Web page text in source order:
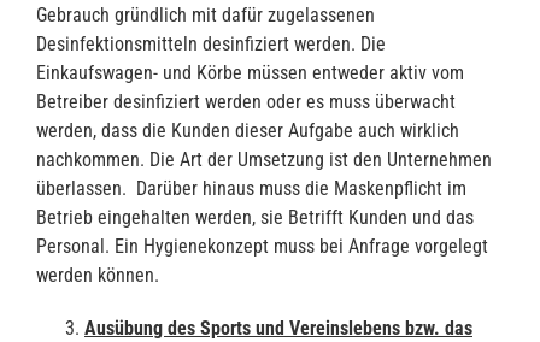
Gebrauch gründlich mit dafür zugelassenen
Desinfektionsmitteln desinfiziert werden. Die
Einkaufswagen- und Körbe müssen entweder aktiv vom
Betreiber desinfiziert werden oder es muss überwacht
werden, dass die Kunden dieser Aufgabe auch wirklich
nachkommen. Die Art der Umsetzung ist den Unternehmen
überlassen. Darüber hinaus muss die Maskenpflicht im
Betrieb eingehalten werden, sie Betrifft Kunden und das
Personal. Ein Hygienekonzept muss bei Anfrage vorgelegt
werden können.
Ausübung des Sports und Vereinslebens bzw. das